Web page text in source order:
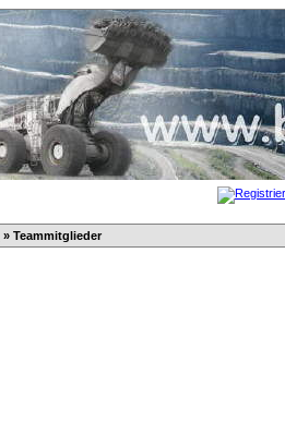
» Teammitglieder